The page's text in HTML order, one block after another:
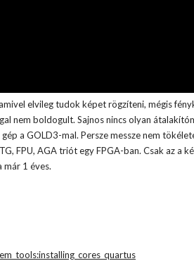
elvileg tudok képet rögzíteni, mégis
nem boldogult. Sajnos nincs olyan
a GOLD3-mal. Persze messze nem
FPU, AGA triót egy FPGA-ban. Csak az a
már 1 éves.